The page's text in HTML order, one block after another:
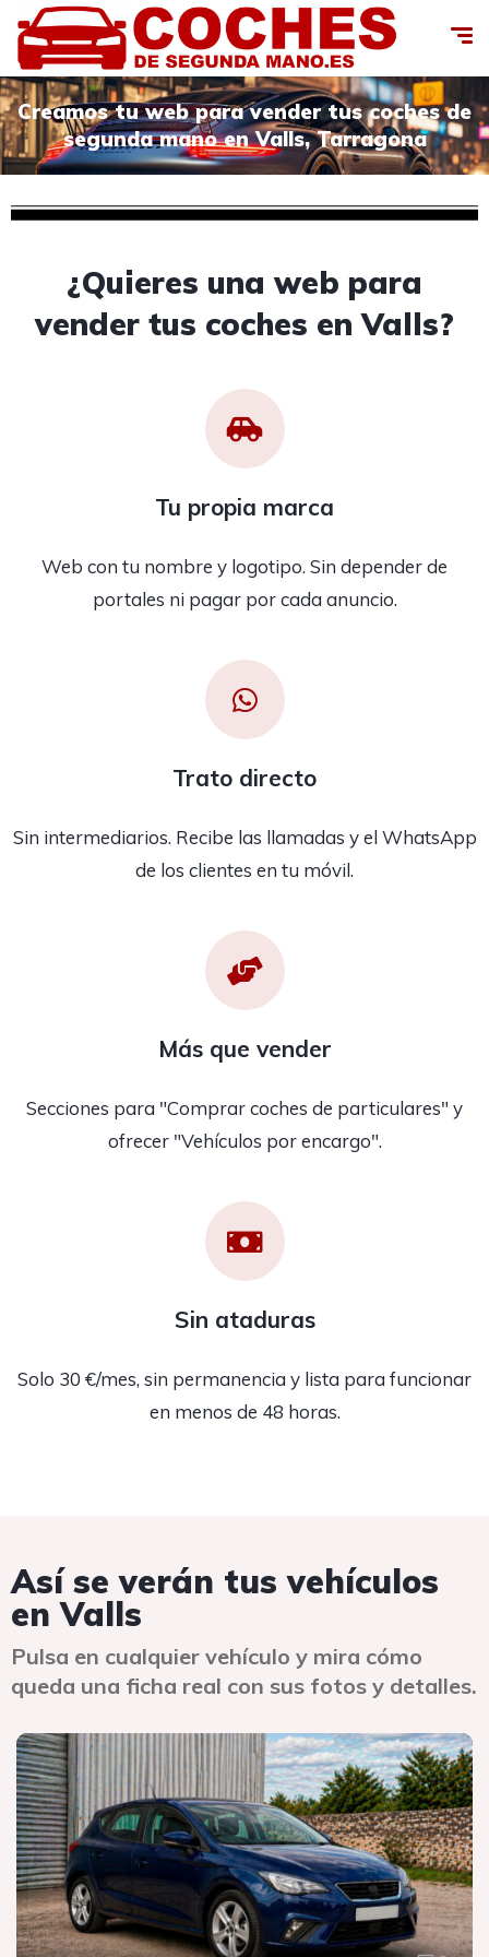
Creamos tu web para vender tus coches de
segunda mano en Valls, Tarragona
¿Quieres una web para
vender tus coches en Valls?
Tu propia marca
Web con tu nombre y logotipo. Sin depender de
portales ni pagar por cada anuncio.
Trato directo
Sin intermediarios. Recibe las llamadas y el WhatsApp
de los clientes en tu móvil.
Más que vender
Secciones para "Comprar coches de particulares" y
ofrecer "Vehículos por encargo".
Sin ataduras
Solo 30 €/mes, sin permanencia y lista para funcionar
en menos de 48 horas.
Así se verán tus vehículos
en Valls
Pulsa en cualquier vehículo y mira cómo
queda una ficha real con sus fotos y detalles.